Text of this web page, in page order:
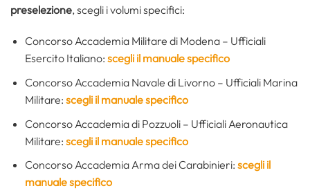
preselezione, scegli i volumi specifici:
Concorso Accademia Militare di Modena – Ufficiali
Esercito Italiano: scegli il manuale specifico
Concorso Accademia Navale di Livorno – Ufficiali Marina
Militare: scegli il manuale specifico
Concorso Accademia di Pozzuoli – Ufficiali Aeronautica
Militare: scegli il manuale specifico
Concorso Accademia Arma dei Carabinieri: scegli il
manuale specifico